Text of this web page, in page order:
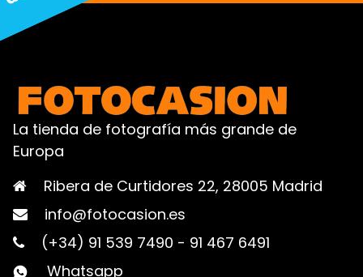
La tienda de fotografía más grande de
Europa
Ribera de Curtidores 22, 28005 Madrid
info@fotocasion.es
(+34) 91 539 7490 - 91 467 6491
Whatsapp